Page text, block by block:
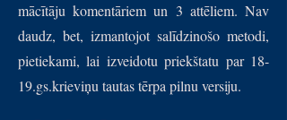
mācītāju komentāriem un 3 attēliem. Nav
daudz, bet, izmantojot salīdzinošo metodi,
pietiekami, lai izveidotu priekštatu par 18-
19.gs.krieviņu tautas tērpa pilnu versiju.